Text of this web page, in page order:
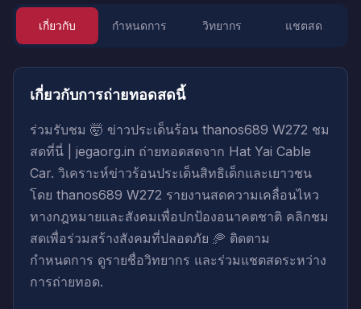
ลงชื่อเข้าใช้เพื่อรับชม
เกี่ยวกับ กำหนดการ วิทยากร แชตสด
เกี่ยวกับการถ่ายทอดสดนี้
ร่วมรับชม 🤯 ข่าวประเด็นร้อน thanos689 W272 ชม
สดที่นี่ | jegaorg.in ถ่ายทอดสดจาก Hat Yai Cable
Car. วิเคราะห์ข่าวร้อนประเด็นสิทธิเด็กและเยาวชน
โดย thanos689 W272 รายงานสดความเคลื่อนไหว
ทางกฎหมายและสังคมเพื่อปกป้องอนาคตชาติ คลิกชม
สดเพื่อร่วมสร้างสังคมที่ปลอดภัย 🥏 ติดตาม
กำหนดการ ดูรายชื่อวิทยากร และร่วมแชตสดระหว่าง
การถ่ายทอด.